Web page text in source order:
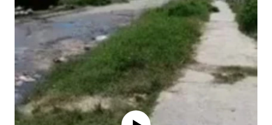
No media source currently available